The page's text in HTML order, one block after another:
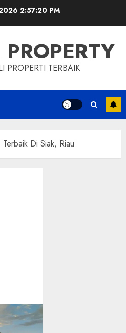
2:57:20 PM
PROPERTI TERBAIK
Terbaik Di Siak, Riau